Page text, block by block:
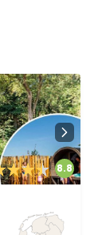
8.8